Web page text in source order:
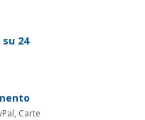
24
Carte